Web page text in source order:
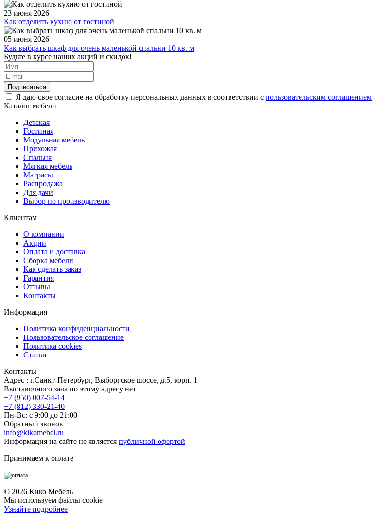
23 июня 2026
Как отделить кухню от гостиной
05 июня 2026
Как выбрать шкаф для очень маленькой спальни 10 кв. м
Будьте в курсе наших акций и скидок!
Подписаться
Я даю свое согласие на обработку персональных данных в соответствии с пользовательским соглашением
Каталог мебели
Детская
Гостиная
Модульная мебель
Прихожая
Спальня
Мягкая мебель
Матрасы
Распродажа
Для дачи
Выбор по производителю
Клиентам
О компании
Акции
Оплата и доставка
Сборка мебели
Как сделать заказ
Гарантия
Отзывы
Контакты
Информация
Политика конфиденциальности
Пользовательское соглашение
Политика cookies
Статьи
Контакты
Адрес : г.Санкт-Петербург, Выборгское шоссе, д.5, корп. 1
Выставочного зала по этому адресу нет
+7 (950) 007-54-14
+7 (812) 330-21-40
Пн-Вс: с 9:00 до 21:00
Обратный звонок
info@kikomebel.ru
Информация на сайте не является публичной офертой
Принимаем к оплате
© 2026 Кико Мебель
Мы используем файлы cookie
Узнайте подробнее